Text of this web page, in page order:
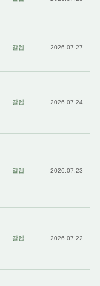
갈렙 2026.07.27
갈렙 2026.07.24
갈렙 2026.07.23
갈렙 2026.07.22